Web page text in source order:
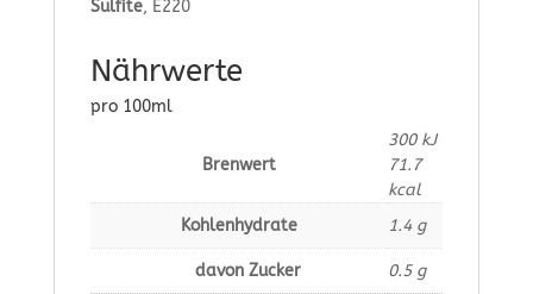
Sulfite, E220
Nährwerte
pro 100ml
Brenwert
300 kJ
71.7
kcal
Kohlenhydrate
1.4 g
davon Zucker 0.5 g